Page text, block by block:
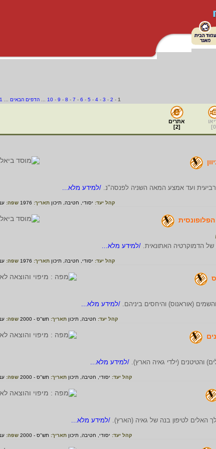
1
-
2
-
3
-
4
-
5
-
6
-
7
-
8
-
9
-
10 הדפים הבאים
0
]
אתרים
[
2
]
ועד אמצע המאה השניה לפנסה"נ. /למידע מלא...
קהל יעד: יסודי, חטיבה, תיכון תאריך: 1976 שפה:
של הדמוקרטיה האתונאית. /למידע מלא...
קהל יעד: יסודי, חטיבה, תיכון תאריך: 1976 שפה:
(אוראנוס) והיחסים ביניהם. /למידע מלא...
קהל יעד: חטיבה, תיכון תאריך: תש"ס - 2000 שפה:
והטיטנים (ילדי גאיה הארץ). /למידע מלא...
קהל יעד: יסודי, חטיבה, תיכון תאריך: תש"ס - 2000 שפה:
האלים לטיפון בנה של גאיה (הארץ). /למידע מלא...
קהל יעד: יסודי, חטיבה, תיכון תאריך: תש"ס - 2000 שפה: